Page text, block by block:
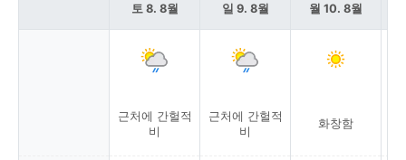
토 8. 8월
근처에 간헐적
비
일 9. 8월
근처에 간헐적
비
월 10. 8월
화창함